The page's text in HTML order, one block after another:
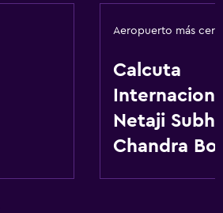
Aeropuerto más
Calcuta
Netaji
Chandra